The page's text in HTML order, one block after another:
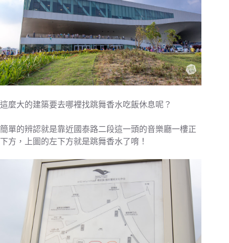
這麼大的建築要去哪裡找跳舞香水吃飯休息呢？
簡單的辨認就是靠近國泰路二段這一頭的音樂廳一樓正
下方，上圖的左下方就是跳舞香水了唷！